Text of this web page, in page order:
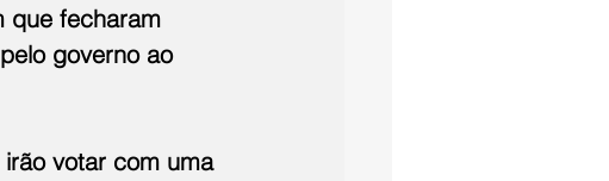
que fecharam
governo ao
irão votar com uma